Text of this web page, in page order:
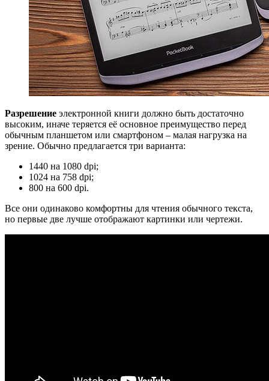
Разрешение электронной книги должно быть достаточно
высоким, иначе теряется её основное преимущество перед
обычным планшетом или смартфоном – малая нагрузка на
зрение. Обычно предлагается три варианта:
1440 на 1080 dpi;
1024 на 758 dpi;
800 на 600 dpi.
Все они одинаково комфортны для чтения обычного текста,
но первые две лучше отображают картинки или чертежи.